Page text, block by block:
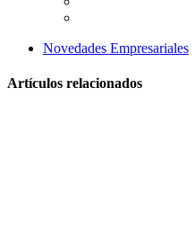
Novedades Empresariales
Artículos relacionados